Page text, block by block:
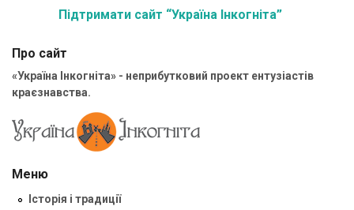
Підтримати сайт “Україна Інкогніта”
Про сайт
«Україна Інкогніта» - неприбутковий проект ентузіастів
краєзнавства.
Меню
Історія і традиції